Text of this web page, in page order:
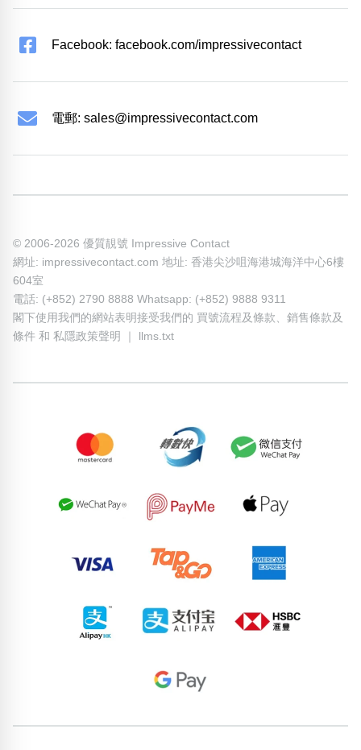
Facebook: facebook.com/impressivecontact
電郵: sales@impressivecontact.com
© 2006-2026 優質靚號 Impressive Contact
網址: impressivecontact.com 地址: 香港尖沙咀海港城海洋中心6樓
604室
電話: (+852) 2790 8888 Whatsapp: (+852) 9888 9311
閣下使用我們的網站表明接受我們的 買號流程及條款、 銷售條款及
條件 和 私隱政策聲明 llms.txt